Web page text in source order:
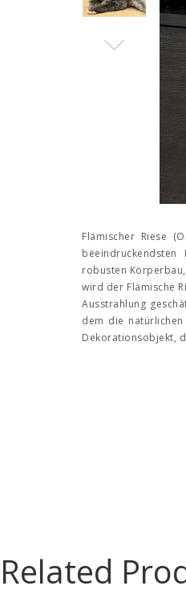
Flämischer Riese
robusten
wird der Flämische
Ausstrahlung
dem die
Dekorationsobjekt,
Related